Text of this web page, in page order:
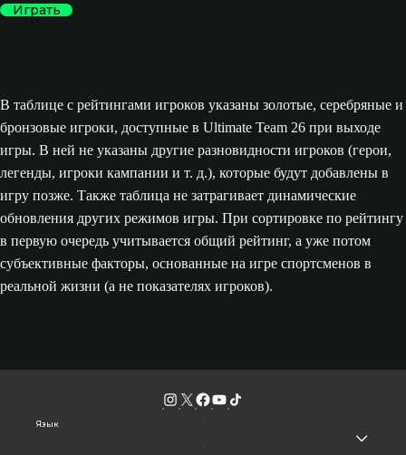
Играть
В таблице с рейтингами игроков указаны золотые, серебряные и
бронзовые игроки, доступные в Ultimate Team 26 при выходе
игры. В ней не указаны другие разновидности игроков (герои,
легенды, игроки кампании и т. д.), которые будут добавлены в
игру позже. Также таблица не затрагивает динамические
обновления других режимов игры. При сортировке по рейтингу
в первую очередь учитывается общий рейтинг, а уже потом
субъективные факторы, основанные на игре спортсменов в
реальной жизни (а не показателях игроков).
Язык